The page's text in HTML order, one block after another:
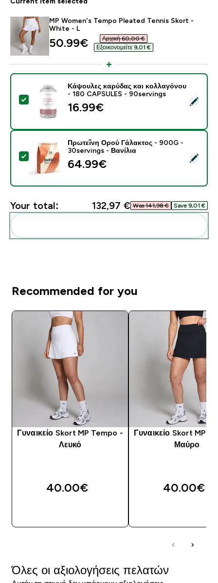
MP Women's Tempo Pleated Tennis Skort -
White - L
discounted price
50.99€‎
Αρχική 60,00 €‎
Εξοικονομείτε 9,01 €‎
Select this product - Κάψουλες καρύδας και
Κάψουλες καρύδας και κολλαγόνου
- 180 CAPSULES - 90servings
16.99€‎
Select this product - Πρωτεΐνη Ορού Γάλακτος -
Πρωτεΐνη Ορού Γάλακτος - 900G -
30servings - Βανίλια
64.99€‎
Your total: 132,97 €‎ Was 141,98 €‎ Save 9,01 €‎
Recommended for you
Γυναικείο Skort MP Tempo -
Λευκό
40.00€‎
Γυναικείο Skort MP
Μαύρο
40.00€‎
Όλες οι αξιολογήσεις πελατών